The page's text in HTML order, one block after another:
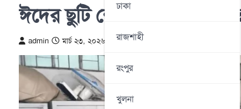
ঢাকা
রাজশাহী
রংপুর
খুলনা
ঈদের ছুটি শেষে মঙ্গলবার
admin মার্চ ২৩, ২০২৬